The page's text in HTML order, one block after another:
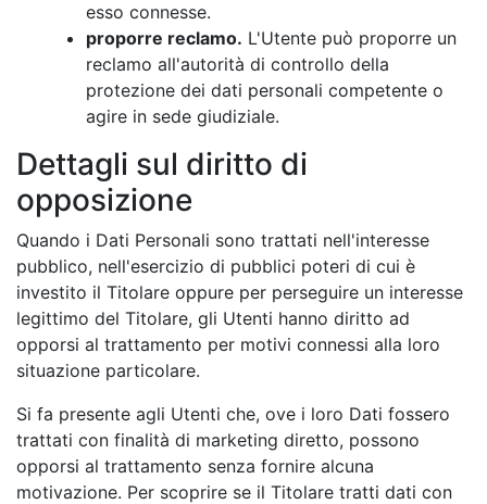
esso connesse.
proporre reclamo. L'Utente può proporre un
reclamo all'autorità di controllo della
protezione dei dati personali competente o
agire in sede giudiziale.
Dettagli sul diritto di
opposizione
Quando i Dati Personali sono trattati nell'interesse
pubblico, nell'esercizio di pubblici poteri di cui è
investito il Titolare oppure per perseguire un interesse
legittimo del Titolare, gli Utenti hanno diritto ad
opporsi al trattamento per motivi connessi alla loro
situazione particolare.
Si fa presente agli Utenti che, ove i loro Dati fossero
trattati con finalità di marketing diretto, possono
opporsi al trattamento senza fornire alcuna
motivazione. Per scoprire se il Titolare tratti dati con